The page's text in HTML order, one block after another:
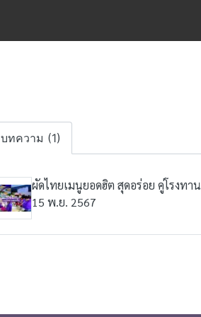
บทความ (1)
ผัดไทยเมนูยอดฮิต สุดอร่อย คู่โรงทาน
15 พ.ย. 2567